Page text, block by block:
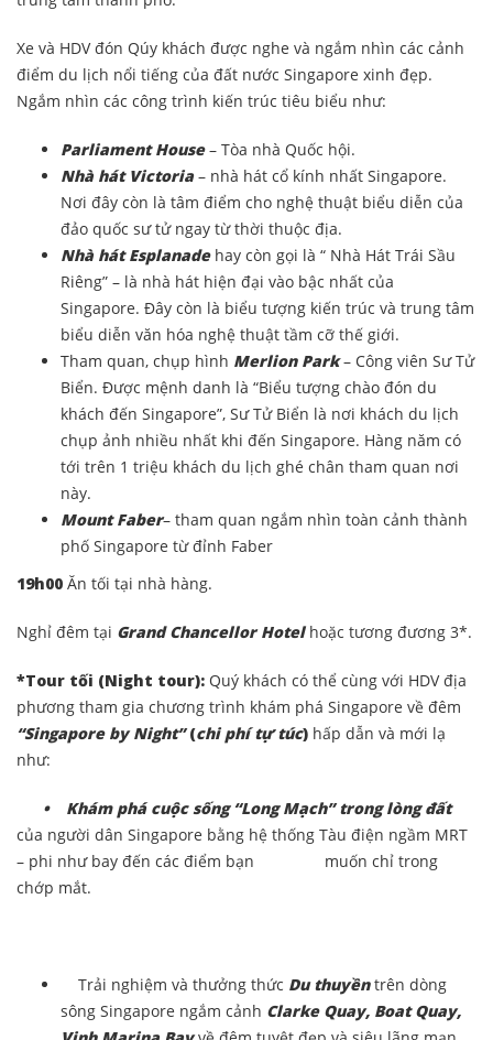
Xe và HDV đón Qúy khách được nghe và ngắm nhìn các cảnh
điểm du lịch nổi tiếng của đất nước Singapore xinh đẹp.
Ngắm nhìn các công trình kiến trúc tiêu biểu như:
Parliament House – Tòa nhà Quốc hội.
Nhà hát Victoria – nhà hát cổ kính nhất Singapore.
Nơi đây còn là tâm điểm cho nghệ thuật biểu diễn của
đảo quốc sư tử ngay từ thời thuộc địa.
Nhà hát Esplanade hay còn gọi là “ Nhà Hát Trái Sầu
Riêng” – là nhà hát hiện đại vào bậc nhất của
Singapore. Đây còn là biểu tượng kiến trúc và trung tâm
biểu diễn văn hóa nghệ thuật tầm cỡ thế giới.
Tham quan, chụp hình Merlion Park– Công viên Sư Tử
Biển. Được mệnh danh là “Biểu tượng chào đón du
khách đến Singapore”, Sư Tử Biển là nơi khách du lịch
chụp ảnh nhiều nhất khi đến Singapore. Hàng năm có
tới trên 1 triệu khách du lịch ghé chân tham quan nơi
này.
Mount Faber– tham quan ngắm nhìn toàn cảnh thành
phố Singapore từ đỉnh Faber
19h00 Ăn tối tại nhà hàng.
Nghỉ đêm tại Grand Chancellor Hotel hoặc tương đương 3*.
*Tour tối (Night tour): Quý khách có thể cùng với HDV địa
phương tham gia chương trình khám phá Singapore về đêm
“Singapore by Night”(chi phí tự túc) hấp dẫn và mới lạ
như:
• Khám phá cuộc sống “Long Mạch” trong lòng đất
của người dân Singapore bằng hệ thống Tàu điện ngầm MRT
– phi như bay đến các điểm bạn muốn chỉ trong
chớp mắt.
Trải nghiệm và thưởng thức Du thuyền trên dòng
sông Singapore ngắm cảnh Clarke Quay, Boat Quay,